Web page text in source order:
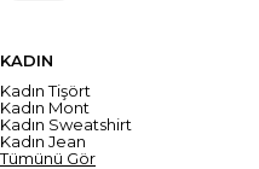
KADIN
Kadın Tişört
Kadın Mont
Kadın Sweatshirt
Kadın Jean
Tümünü Gör